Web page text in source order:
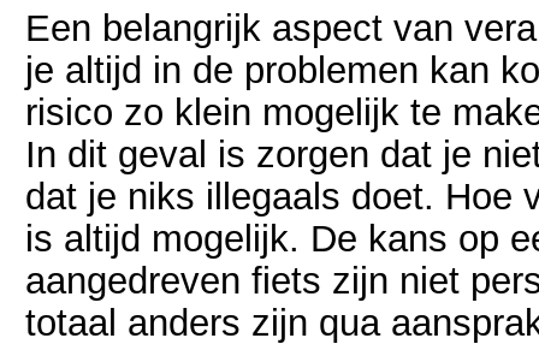
Een belangrijk aspect van
je altijd in de problemen kan
risico zo klein mogelijk te
In dit geval is zorgen dat je
dat je niks illegaals doet. Hoe
is altijd mogelijk. De kans op
aangedreven fiets zijn niet
totaal anders zijn qua